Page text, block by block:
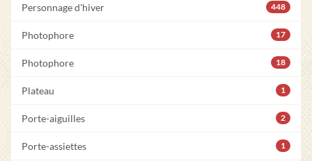
Personnage d'hiver 448
Photophore 17
Photophore 18
Plateau 1
Porte-aiguilles 2
Porte-assiettes 1